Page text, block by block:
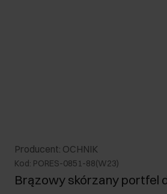
Producent: OCHNIK
Kod: PORES-0851-88(W23)
Brązowy skórzany portfel